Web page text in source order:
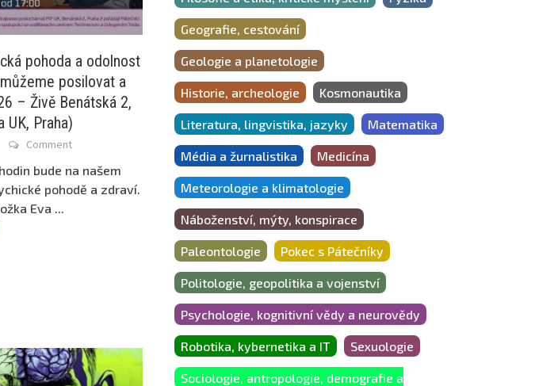
pohoda a odolnost
posilovat a
– Živě Benátská 2,
UK, Praha)
Comment
bude na našem
pohodě a zdraví.
Eva ...
Geografie, cestování
Geologie a planetologie
Historie, archeologie Kosmonautika
Literatura, lingvistika, jazyky Matematika
Média a žurnalistika Medicína
Meteorologie a klimatologie
Náboženství, mýty, konspirace
Paleontologie Pokec s Pátečníky
Politologie, geopolitika a vojenství
Psychologie, kognitivní vědy a neurovědy
Robotika, kybernetika a IT Sexuologie
Sociologie, antropologie, demografie a